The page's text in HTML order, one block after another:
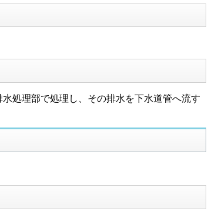
処理部で処理し、その排水を下水道管へ流す